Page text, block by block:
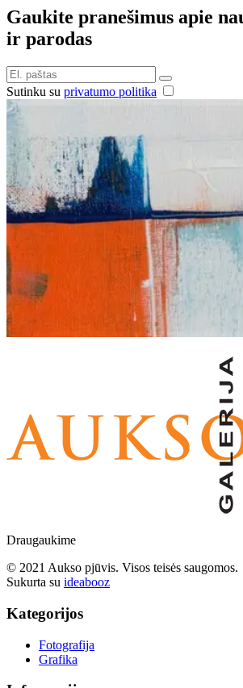
Gaukite pranešimus apie
ir parodas
Sutinku su privatumo politika
Draugaukime
© 2021 Aukso pjūvis. Visos teisės saugomos.
Sukurta su ideabooz
Kategorijos
Fotografija
Grafika